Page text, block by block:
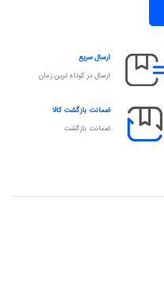
ارسال سریع
ارسال در کوتاه ترین زمان
ضمانت بازگشت کالا
ضمانت بازگشت